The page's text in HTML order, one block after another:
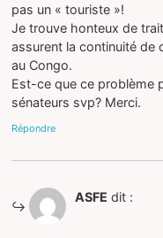
pas un « touriste »!
Je trouve honteux de
assurent la continuité de
au Congo.
Est-ce que ce problème
sénateurs svp? Merci.
Répondre
ASFE dit :